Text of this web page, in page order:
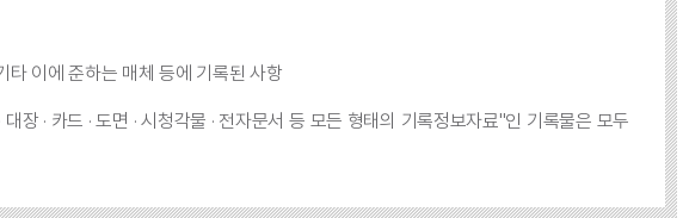
타 이에 준하는 매체 등에 기록된 사항
· 카드 · 도면 · 시청각물 · 전자문서 등 모든 형태의 기록정보자료"인 기록물은 모두